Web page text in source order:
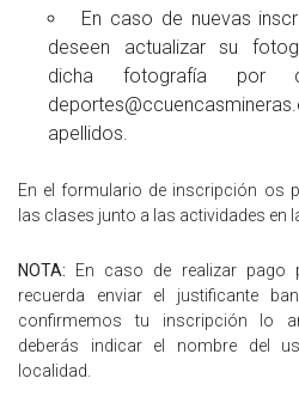
En caso de nuevas
deseen actualizar su
dicha fotografía por
apellidos.
En el formulario de inscripción os
las clases junto a las actividades en
NOTA: En caso de realizar pago
recuerda enviar el justificante
confirmemos tu inscripción lo
deberás indicar el nombre del
localidad.